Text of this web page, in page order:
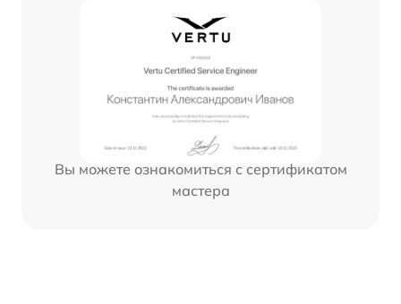
Вы можете ознакомиться с сертификатом
мастера